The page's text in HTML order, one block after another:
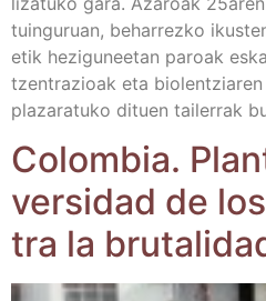
tuin­gu­ruan, beha­rrez­ko
etik hezi­gu­nee­tan paroak
tzen­tra­zioak eta
pla­za­ra­tu­ko dituen tai­le­rrak
Colom­bia.
ver­si­dad de
tra la